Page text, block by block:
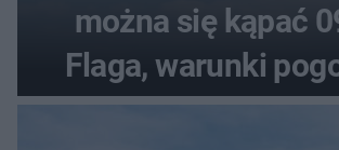
można się kąpać
Flaga, warunki